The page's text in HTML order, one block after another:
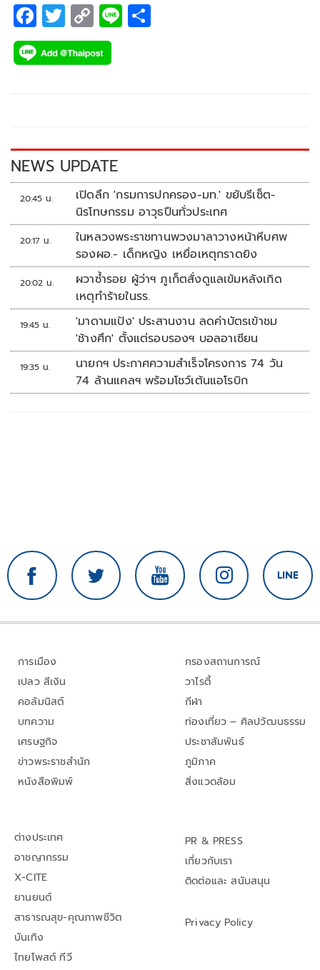
F
ac
e
k
T
wi
tt
C
o
p
k
Li
NEWS UPDATE
20:45 น.
เปิดลึก 'กรมการปกครอง-มท.' ขยับรีเซ็ต-
นิรโทษกรรม อาวุธปืนทั่วประเทศ
20:17 น.
ในหลวงพระราชทานพวงมาลาวางหน้าหีบศพ
รองผอ.- เด็กหญิง เหยื่อเหตุกราดยิง
20:02 น.
ผวาซ้ำรอย ผู้ว่าฯ ภูเก็ตสั่งดูแลเข้มหลังเกิด
เหตุทำร้ายในรร.
19:45 น.
'มาดามแป้ง' ประสานงาน ลดค่าบัตรเข้าชม
'ช้างศึก' ตั้งแต่รอบรองฯ บอลอาเซียน
19:35 น.
นายกฯ ประกาศความสำเร็จโครงการ 74 วัน
74 ล้านแคลฯ พร้อมโชว์เต้นแอโรบิก
การเมือง
เปลว สีเงิน
คอลัมนิสต์
บทความ
เศรษฐกิจ
ข่าวพระราชสำนัก
หนังสือพิมพ์
กรองสถานการณ์
วาไรตี้
กีฬา
ท่องเที่ยว – ศิลปวัฒนธรรม
ประชาสัมพันธ์
ภูมิภาค
สิ่งแวดล้อม
ต่างประเทศ
อาชญากรรม
X-CITE
ยานยนต์
สาธารณสุข-คุณภาพชีวิต
บันเทิง
ไทยโพสต์ ทีวี
PR & PRESS
เกี่ยวกับเรา
ติดต่อและ สนับสนุน
Privacy Policy